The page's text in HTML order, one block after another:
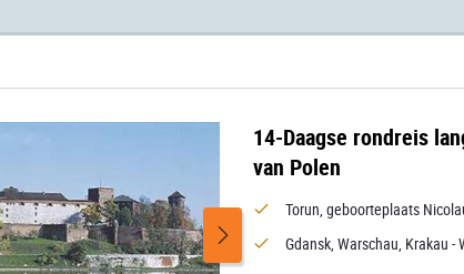
14-Daagse rondreis
van Polen
Torun, geboorteplaats
Gdansk, Warschau, Krakau -